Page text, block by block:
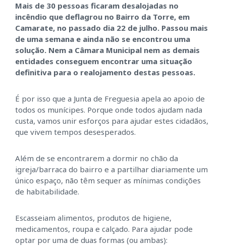
Mais de 30 pessoas ficaram desalojadas no
incêndio que deflagrou no Bairro da Torre, em
Camarate, no passado dia 22 de julho. Passou mais
de uma semana e ainda não se encontrou uma
solução. Nem a Câmara Municipal nem as demais
entidades conseguem encontrar uma situação
definitiva para o realojamento destas pessoas.
É por isso que a Junta de Freguesia apela ao apoio de
todos os munícipes. Porque onde todos ajudam nada
custa, vamos unir esforços para ajudar estes cidadãos,
que vivem tempos desesperados.
Além de se encontrarem a dormir no chão da
igreja/barraca do bairro e a partilhar diariamente um
único espaço, não têm sequer as mínimas condições
de habitabilidade.
Escasseiam alimentos, produtos de higiene,
medicamentos, roupa e calçado. Para ajudar pode
optar por uma de duas formas (ou ambas):